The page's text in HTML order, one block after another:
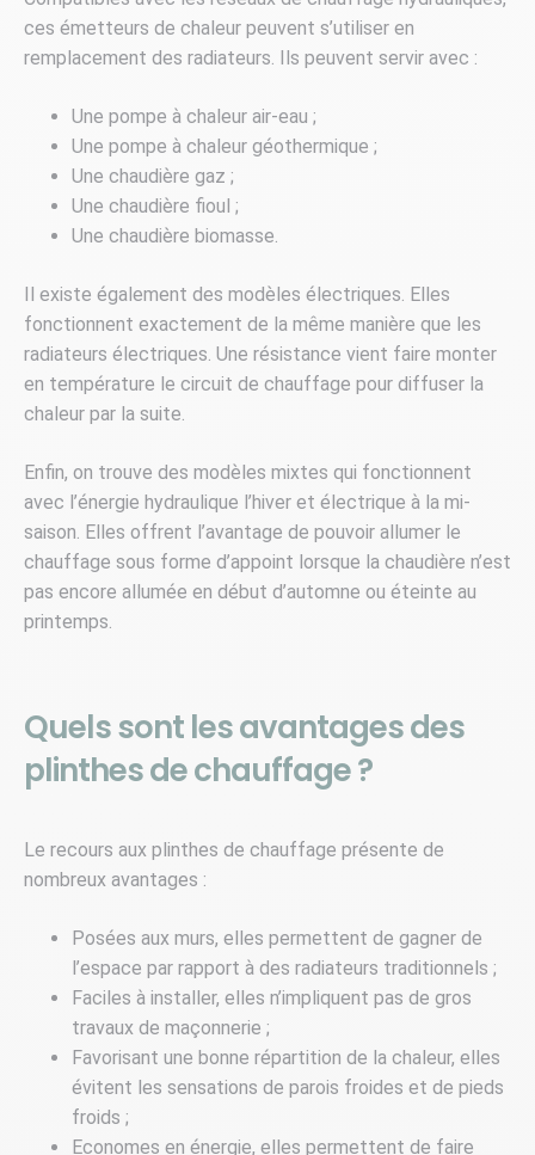
ces émetteurs de chaleur peuvent s’utiliser en
remplacement des radiateurs. Ils peuvent servir avec :
Une pompe à chaleur air-eau ;
Une pompe à chaleur géothermique ;
Une chaudière gaz ;
Une chaudière fioul ;
Une chaudière biomasse.
Il existe également des modèles électriques. Elles
fonctionnent exactement de la même manière que les
radiateurs électriques. Une résistance vient faire monter
en température le circuit de chauffage pour diffuser la
chaleur par la suite.
Enfin, on trouve des modèles mixtes qui fonctionnent
avec l’énergie hydraulique l’hiver et électrique à la mi-
saison. Elles offrent l’avantage de pouvoir allumer le
chauffage sous forme d’appoint lorsque la chaudière n’est
pas encore allumée en début d’automne ou éteinte au
printemps.
Quels sont les avantages des
plinthes de chauffage ?
Le recours aux plinthes de chauffage présente de
nombreux avantages :
Posées aux murs, elles permettent de gagner de
l’espace par rapport à des radiateurs traditionnels ;
Faciles à installer, elles n’impliquent pas de gros
travaux de maçonnerie ;
Favorisant une bonne répartition de la chaleur, elles
évitent les sensations de parois froides et de pieds
froids ;
Economes en énergie, elles permettent de faire